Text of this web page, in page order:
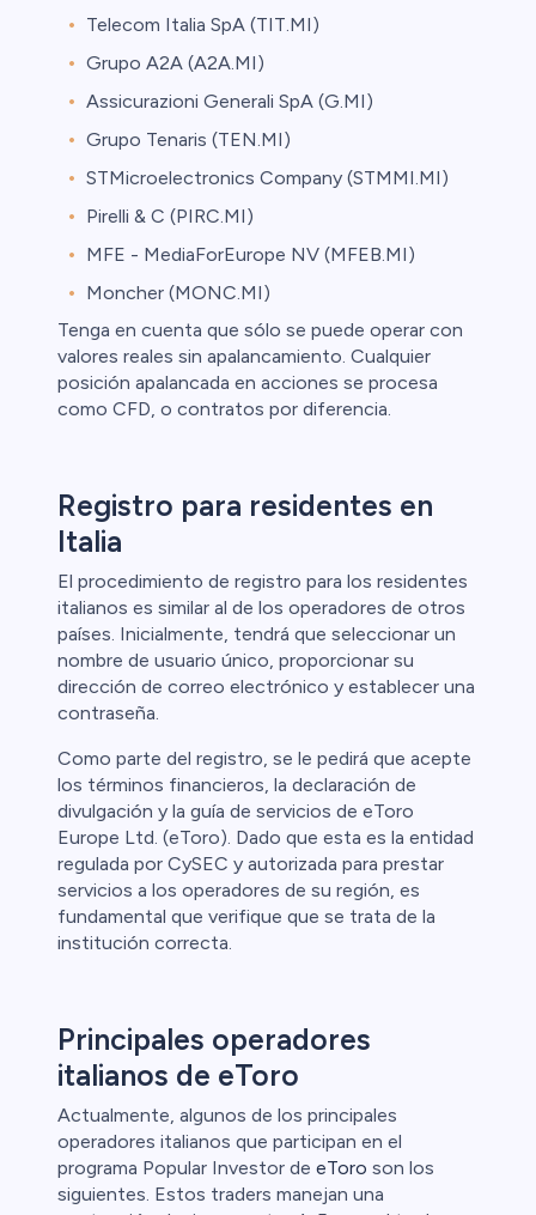
Telecom Italia SpA (TIT.MI)
Grupo A2A (A2A.MI)
Assicurazioni Generali SpA (G.MI)
Grupo Tenaris (TEN.MI)
STMicroelectronics Company (STMMI.MI)
Pirelli & C (PIRC.MI)
MFE - MediaForEurope NV (MFEB.MI)
Moncher (MONC.MI)
Tenga en cuenta que sólo se puede operar con
valores reales sin apalancamiento. Cualquier
posición apalancada en acciones se procesa
como CFD, o contratos por diferencia.
Registro para residentes en
Italia
El procedimiento de registro para los residentes
italianos es similar al de los operadores de otros
países. Inicialmente, tendrá que seleccionar un
nombre de usuario único, proporcionar su
dirección de correo electrónico y establecer una
contraseña.
Como parte del registro, se le pedirá que acepte
los términos financieros, la declaración de
divulgación y la guía de servicios de eToro
Europe Ltd. (eToro). Dado que esta es la entidad
regulada por CySEC y autorizada para prestar
servicios a los operadores de su región, es
fundamental que verifique que se trata de la
institución correcta.
Principales operadores
italianos de eToro
Actualmente, algunos de los principales
operadores italianos que participan en el
programa Popular Investor de eToro son los
siguientes. Estos traders manejan una